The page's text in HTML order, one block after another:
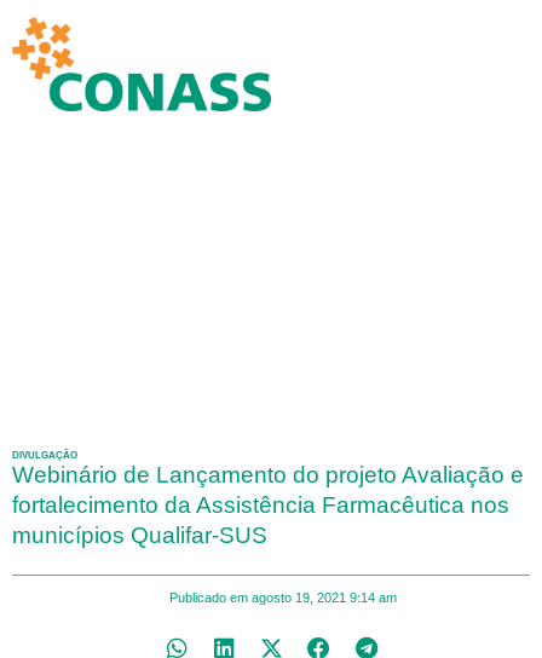
DIVULGAÇÃO
Webinário de Lançamento do projeto Avaliação e
fortalecimento da Assistência Farmacêutica nos
municípios Qualifar-SUS
Publicado em agosto 19, 2021 9:14 am